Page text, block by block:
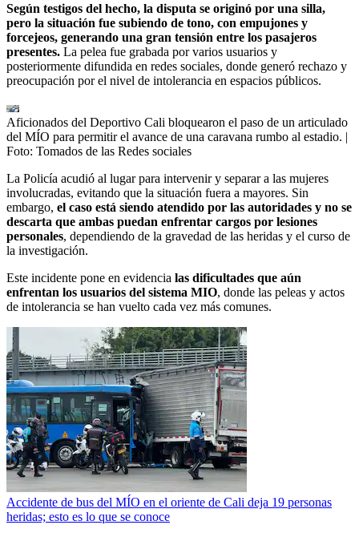
Según testigos del hecho, la disputa se originó por una silla,
pero la situación fue subiendo de tono, con empujones y
forcejeos, generando una gran tensión entre los pasajeros
presentes. La pelea fue grabada por varios usuarios y
posteriormente difundida en redes sociales, donde generó rechazo y
preocupación por el nivel de intolerancia en espacios públicos.
Aficionados del Deportivo Cali bloquearon el paso de un articulado
del MÍO para permitir el avance de una caravana rumbo al estadio. |
Foto: Tomados de las Redes sociales
La Policía acudió al lugar para intervenir y separar a las mujeres
involucradas, evitando que la situación fuera a mayores. Sin
embargo, el caso está siendo atendido por las autoridades y no se
descarta que ambas puedan enfrentar cargos por lesiones
personales, dependiendo de la gravedad de las heridas y el curso de
la investigación.
Este incidente pone en evidencia las dificultades que aún
enfrentan los usuarios del sistema MIO, donde las peleas y actos
de intolerancia se han vuelto cada vez más comunes.
Accidente de bus del MÍO en el oriente de Cali deja 19 personas
heridas; esto es lo que se conoce